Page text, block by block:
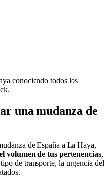
conociendo todos los
una mudanza de
de España a La Haya,
volumen de tus pertenencias,
de transporte, la urgencia del